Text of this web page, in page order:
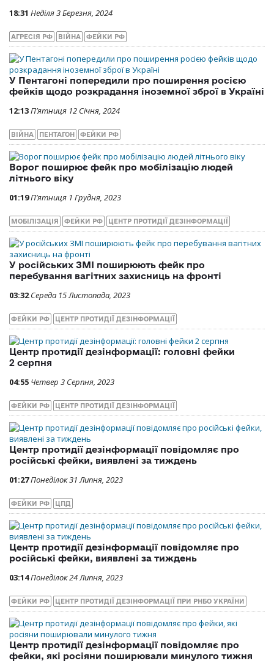
18:31 Неділя 3 Березня, 2024
АГРЕСІЯ РФ ВІЙНА ФЕЙКИ РФ
У Пентагоні попередили про поширення росією
фейків щодо розкрадання іноземної зброї в Україні
12:13П’ятниця 12 Січня, 2024
ВІЙНА ПЕНТАГОН ФЕЙКИ РФ
Ворог поширює фейк про мобілізацію людей
літнього віку
01:19П’ятниця 1 Грудня, 2023
МОБІЛІЗАЦІЯ ФЕЙКИ РФ ЦЕНТР ПРОТИДІЇ ДЕЗІНФОРМАЦІЇ
У російських ЗМІ поширюють фейк про
перебування вагітних захисниць на фронті
03:32 Середа 15 Листопада, 2023
ФЕЙКИ РФ ЦЕНТР ПРОТИДІЇ ДЕЗІНФОРМАЦІЇ
Центр протидії дезінформації: головні фейки
2 серпня
04:55 Четвер 3 Серпня, 2023
ФЕЙКИ РФ ЦЕНТР ПРОТИДІЇ ДЕЗІНФОРМАЦІЇ
Центр протидії дезінформації повідомляє про
російські фейки, виявлені за тиждень
01:27Понеділок 31 Липня, 2023
ФЕЙКИ РФ ЦПД
Центр протидії дезінформації повідомляє про
російські фейки, виявлені за тиждень
03:14Понеділок 24 Липня, 2023
ФЕЙКИ РФ ЦЕНТР ПРОТИДІЇ ДЕЗІНФОРМАЦІЇ ПРИ РНБО УКРАЇНИ
Центр протидії дезінформації повідомляє про
фейки, які росіяни поширювали минулого тижня